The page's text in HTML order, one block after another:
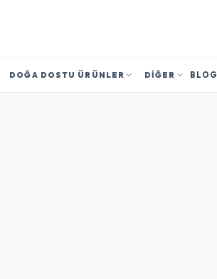
DOĞA DOSTU ÜRÜNLER DİĞER BLOG